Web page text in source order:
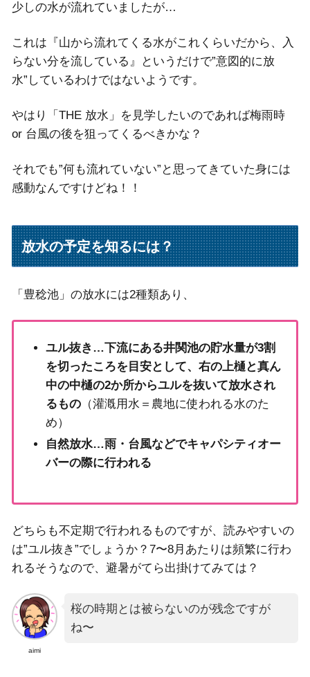
少しの水が流れていましたが…
これは『山から流れてくる水がこれくらいだから、入
らない分を流している』というだけで”意図的に放
水”しているわけではないようです。
やはり「THE 放水」を見学したいのであれば梅雨時
or 台風の後を狙ってくるべきかな？
それでも”何も流れていない”と思ってきていた身には
感動なんですけどね！！
放水の予定を知るには？
「豊稔池」の放水には2種類あり、
ユル抜き…下流にある井関池の貯水量が3割
を切ったころを目安として、右の上樋と真ん
中の中樋の2か所からユルを抜いて放水され
るもの （灌漑用水＝農地に使われる水のた
め）
自然放水…雨・台風などでキャパシティオー
バーの際に行われる
どちらも不定期で行われるものですが、読みやすいの
は”ユル抜き”でしょうか？7〜8月あたりは頻繁に行わ
れるそうなので、避暑がてら出掛けてみては？
aimi
桜の時期とは被らないのが残念ですが
ね〜